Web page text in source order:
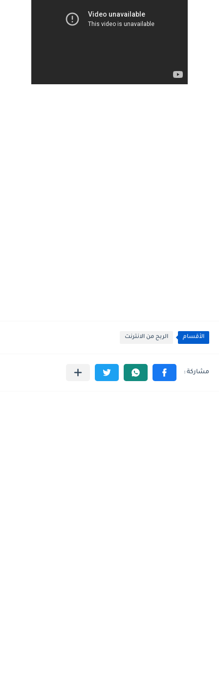
الأقسام الربح من الانترنت